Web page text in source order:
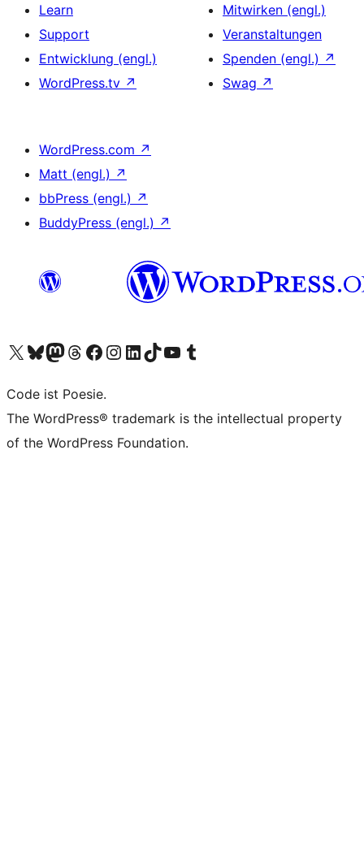
Learn
Support
Entwicklung (engl.)
WordPress.tv ↗
Mitwirken (engl.)
Veranstaltungen
Spenden (engl.) ↗
Swag ↗
WordPress.com ↗
Matt (engl.) ↗
bbPress (engl.) ↗
BuddyPress (engl.) ↗
Das X-Konto (früher Twitter) von WordPress.org besuchen
Das Bluesky-Konto von WordPress.org besuchen
Das Mastodon-Konto von WordPress.org besuchen
Das Threads-Konto von WordPress.org besuchen
Die Facebook-Seite von WordPress.org besuchen
Das Instagram-Konto von WordPress.org besuchen
Das LinkedIn-Konto von WordPress.org besuchen
Das TikTok-Konto von WordPress.org besuchen
Den YouTube-Kanal von WordPress.org besuchen
Das Tumblr-Konto von WordPress.org besuchen
Code ist Poesie.
The WordPress® trademark is the intellectual property
of the WordPress Foundation.